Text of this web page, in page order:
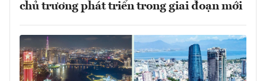
chủ trương phát triển trong giai đoạn mới